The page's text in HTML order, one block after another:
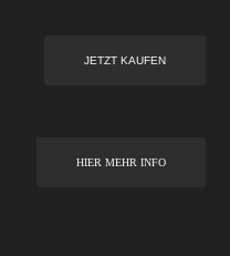
HIER MEHR INFO